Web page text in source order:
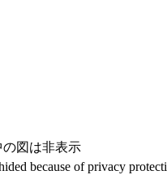
図は非表示
because of privacy